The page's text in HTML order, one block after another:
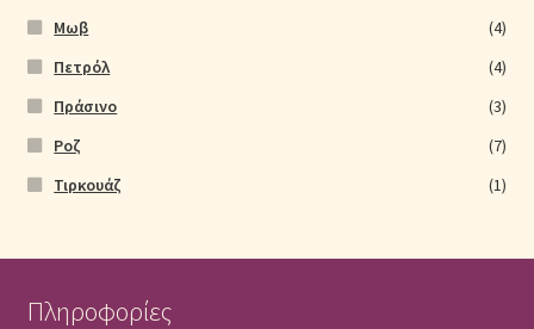
Μωβ
(4)
Πετρόλ
(4)
Πράσινο
(3)
Ροζ
(7)
Τιρκουάζ
(1)
Πληροφορίες